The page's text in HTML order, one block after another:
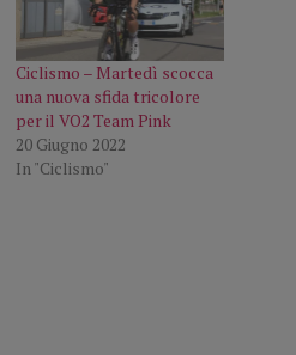
Ciclismo – Martedì scocca
una nuova sfida tricolore
per il VO2 Team Pink
20 Giugno 2022
In "Ciclismo"